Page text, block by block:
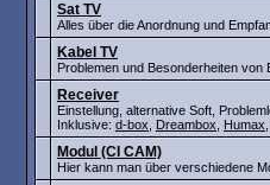
Sat TV
Alles über die Anordnung und
Kabel TV
Problemen und Besonderheiten
Receiver
Einstellung, alternative Soft,
Inklusive: d-box Dreambox Humax
Modul (CI CAM)
Hier kann man über verschiedene